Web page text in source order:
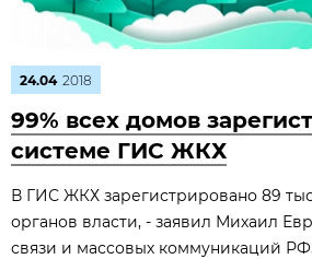
24.04 2018
99% всех домов
системе ГИС ЖКХ
В ГИС ЖКХ зарегистрировано 89
органов власти, - заявил Михаил
связи и массовых коммуникаций